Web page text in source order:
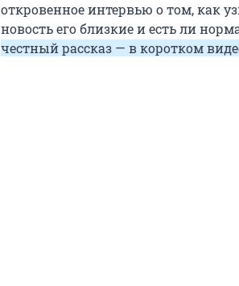
откровенное интервью о том, как
новость его близкие и есть ли
честный рассказ — в коротком